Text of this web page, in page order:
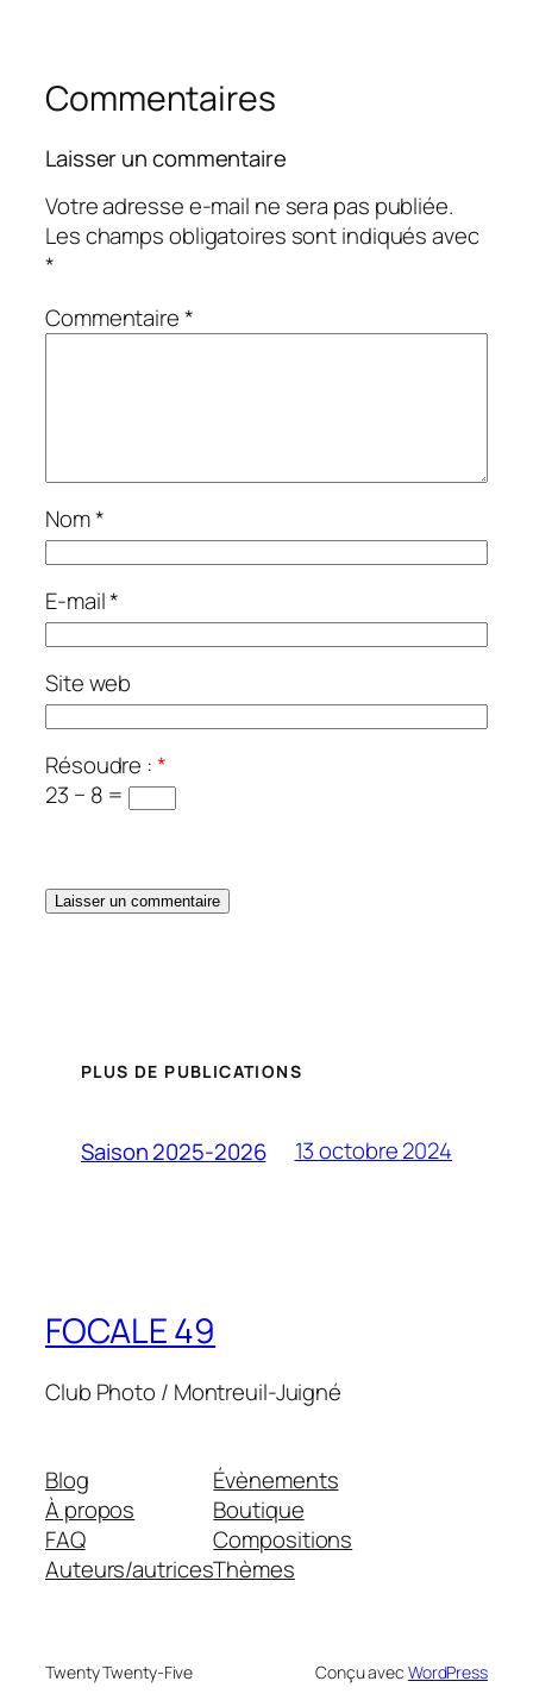
Commentaires
Laisser un commentaire
Votre adresse e-mail ne sera pas publiée.
Les champs obligatoires sont indiqués avec
*
Commentaire*
Nom*
E-mail*
Site web
Résoudre :*
23 − 8 =
PLUS DE PUBLICATIONS
Saison 2025-2026 13 octobre 2024
FOCALE 49
Club Photo / Montreuil-Juigné
Blog
À propos
FAQ
Auteurs/autrices
Évènements
Boutique
Compositions
Thèmes
Twenty Twenty-Five Conçu avec WordPress